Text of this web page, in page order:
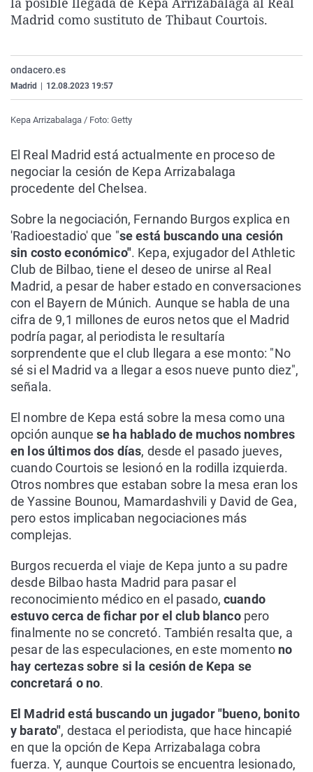
La rosa de los vientos
Como el perro y el
Caso
Equipo de
Extremadura
La Rioja
Virales
Elecciones
Madrid como sustituto de Thibaut Courtois.
ondacero.es
Madrid 12.08.2023 19:57
Kepa Arrizabalaga / Foto: Getty
El Real Madrid está actualmente en proceso de
negociar la cesión de Kepa Arrizabalaga
procedente del Chelsea.
Sobre la negociación, Fernando Burgos explica en
'Radioestadio' que "se está buscando una cesión
sin costo económico". Kepa, exjugador del Athletic
Club de Bilbao, tiene el deseo de unirse al Real
Madrid, a pesar de haber estado en conversaciones
con el Bayern de Múnich. Aunque se habla de una
cifra de 9,1 millones de euros netos que el Madrid
podría pagar, al periodista le resultaría
sorprendente que el club llegara a ese monto: "No
sé si el Madrid va a llegar a esos nueve punto diez",
señala.
El nombre de Kepa está sobre la mesa como una
opción aunque se ha hablado de muchos nombres
en los últimos dos días, desde el pasado jueves,
cuando Courtois se lesionó en la rodilla izquierda.
Otros nombres que estaban sobre la mesa eran los
de Yassine Bounou, Mamardashvili y David de Gea,
pero estos implicaban negociaciones más
complejas.
Burgos recuerda el viaje de Kepa junto a su padre
desde Bilbao hasta Madrid para pasar el
reconocimiento médico en el pasado,cuando
estuvo cerca de fichar por el club blanco pero
finalmente no se concretó. También resalta que, a
pesar de las especulaciones, en este momento no
hay certezas sobre si la cesión de Kepa se
concretará o no.
El Madrid está buscando un jugador "bueno, bonito
y barato", destaca el periodista, que hace hincapié
en que la opción de Kepa Arrizabalaga cobra
fuerza. Y, aunque Courtois se encuentra lesionado,